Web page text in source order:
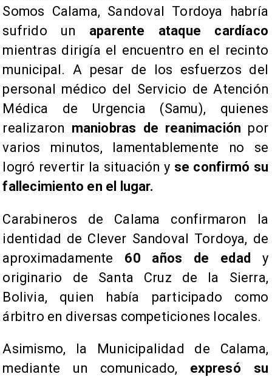
Somos Calama, Sandoval Tordoya habría
sufrido un aparente ataque cardíaco
mientras dirigía el encuentro en el recinto
municipal. A pesar de los esfuerzos del
personal médico del Servicio de Atención
Médica de Urgencia (Samu), quienes
realizaron maniobras de reanimación por
varios minutos, lamentablemente no se
logró revertir la situación y se confirmó su
fallecimiento en el lugar.
​Carabineros de Calama confirmaron la
identidad de Clever Sandoval Tordoya, de
aproximadamente 60 años de edad y
originario de Santa Cruz de la Sierra,
Bolivia, quien había participado como
árbitro en diversas competiciones locales.
Asimismo, la Municipalidad de Calama,
mediante un comunicado, expresó su